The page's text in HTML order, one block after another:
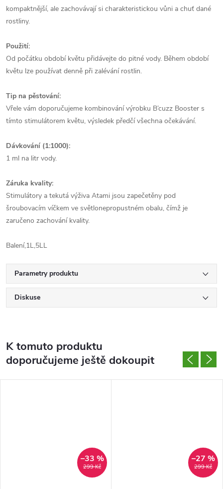
kompaktnější, ale zachovávají si charakteristickou vůni a chuť dané
rostliny.
Použití:
Od počátku období květu přidávejte do pitné vody. Během období
květu lze používat denně při zalévání rostlin.
Tip na pěstování:
Vřele vám doporučujeme kombinování výrobku B’cuzz Booster s
tímto stimulátorem květu, výsledek předčí všechna očekávání.
Dávkování (1:1000):
1 ml na litr vody.
Záruka kvality:
Stimulátory a tekutá výživa Atami jsou zapečetěny pod
šroubovacím víčkem ve světlonepropustném obalu, čímž je
zaručeno zachování kvality.
Balení,1L,5LL
Parametry produktu
Diskuse
K tomuto produktu
doporučujeme ještě dokoupit
299 Kč
–33 %
299 Kč
–27 %